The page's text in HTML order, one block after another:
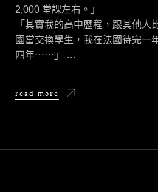
2,000 堂課左右。」
「其實我的高中歷程，跟其他人
國當交換學生，我在法國待完一
四年⋯⋯」 …
read more 【學
習
良：